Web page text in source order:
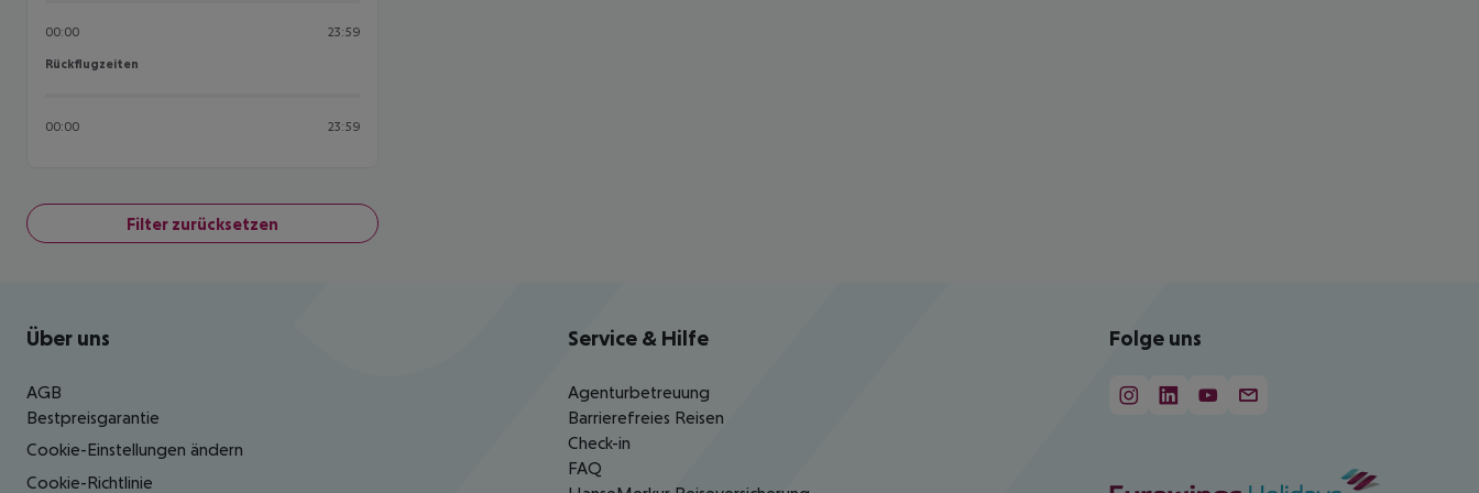
00:00 23:59
Rückflugzeiten
Rückflugzeiten
00:00 23:59
Filter zurücksetzen
Footer navigation
Über uns
AGB
Bestpreisgarantie
Cookie-Einstellungen ändern
Cookie-Richtlinie
Service & Hilfe
Agenturbetreuung
Barrierefreies Reisen
Check-in
FAQ
Folge uns